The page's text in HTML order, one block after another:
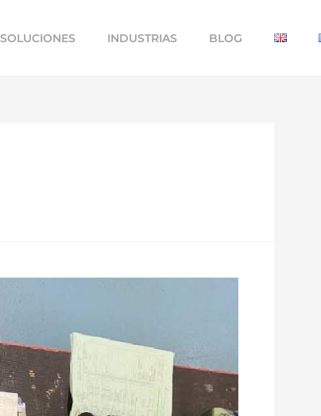
SOLUCIONES INDUSTRIAS BLOG